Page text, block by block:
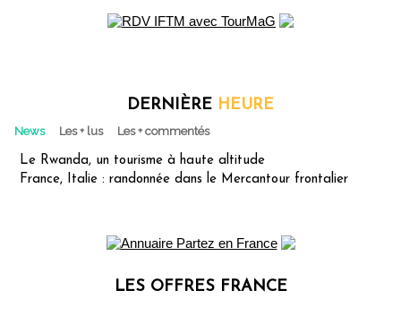
DERNIÈRE HEURE
News Les + lus Les + commentés
Le Rwanda, un tourisme à haute altitude
France, Italie : randonnée dans le Mercantour frontalier
LES OFFRES FRANCE